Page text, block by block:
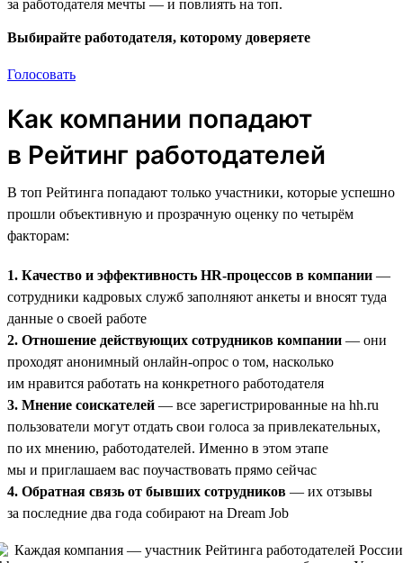
за работодателя мечты — и повлиять на топ.
Выбирайте работодателя, которому доверяете
Голосовать
Как компании попадают
в Рейтинг работодателей
В топ Рейтинга попадают только участники, которые успешно
прошли объективную и прозрачную оценку по четырём
факторам:
1. Качество и эффективность HR-процессов в компании —
сотрудники кадровых служб заполняют анкеты и вносят туда
данные о своей работе
2. Отношение действующих сотрудников компании — они
проходят анонимный онлайн-опрос о том, насколько
им нравится работать на конкретного работодателя
3. Мнение соискателей — все зарегистрированные на hh.ru
пользователи могут отдать свои голоса за привлекательных,
по их мнению, работодателей. Именно в этом этапе
мы и приглашаем вас поучаствовать прямо сейчас
4. Обратная связь от бывших сотрудников — их отзывы
за последние два года собирают на Dream Job